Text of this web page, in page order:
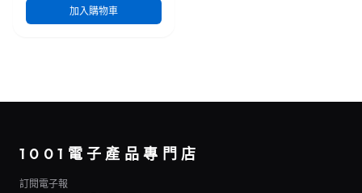
加入購物車
1001電子產品專門店
訂閱電子報